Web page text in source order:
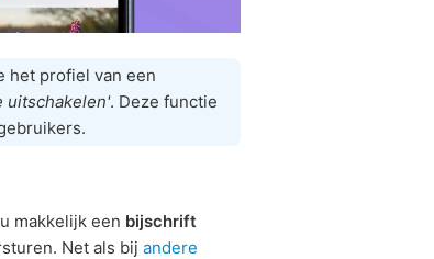
het profiel van een
uitschakelen'. Deze functie
makkelijk een bijschrift
Net als bij andere